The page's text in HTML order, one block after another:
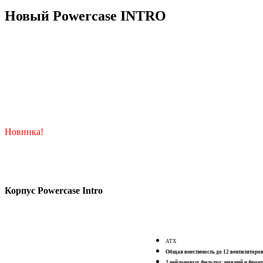
Новый Powercase INTRO
Новинка!
Корпус Powercase Intro
ATX
Общая вместимость до 12 вентиляторов